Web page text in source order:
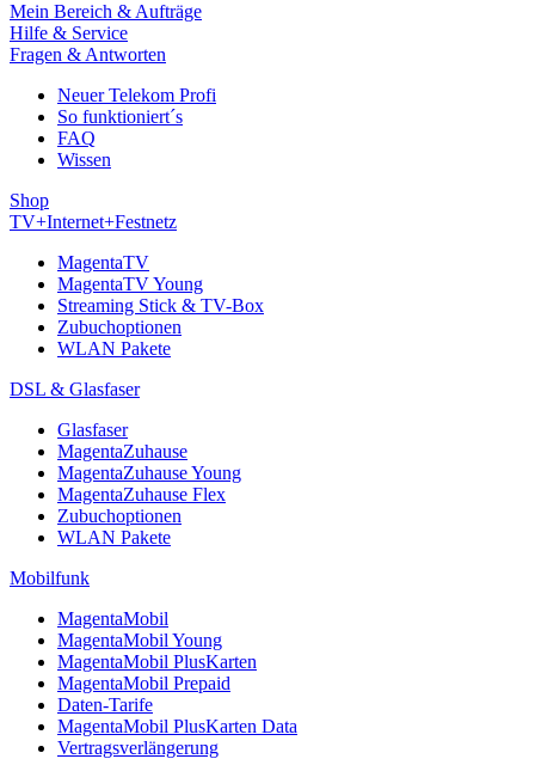
Mein Bereich & Aufträge
Hilfe & Service
Fragen & Antworten
Neuer Telekom Profi
So funktioniert´s
FAQ
Wissen
Shop
TV+Internet+Festnetz
MagentaTV
MagentaTV Young
Streaming Stick & TV-Box
Zubuchoptionen
WLAN Pakete
DSL & Glasfaser
Glasfaser
MagentaZuhause
MagentaZuhause Young
MagentaZuhause Flex
Zubuchoptionen
WLAN Pakete
Mobilfunk
MagentaMobil
MagentaMobil Young
MagentaMobil PlusKarten
MagentaMobil Prepaid
Daten-Tarife
MagentaMobil PlusKarten Data
Vertragsverlängerung